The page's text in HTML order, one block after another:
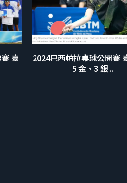
臺
2024巴西帕拉桌球公開賽
5 金、3 銀...